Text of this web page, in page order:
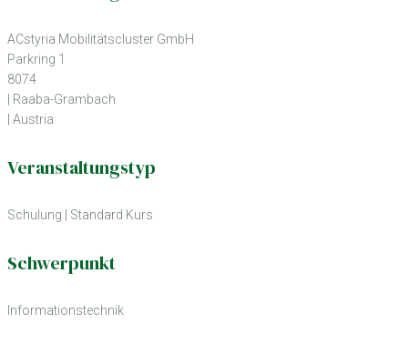
ACstyria Mobilitätscluster GmbH
Parkring 1
8074
| Raaba-Grambach
| Austria
Veranstaltungstyp
Schulung Standard Kurs
Schwerpunkt
Informationstechnik